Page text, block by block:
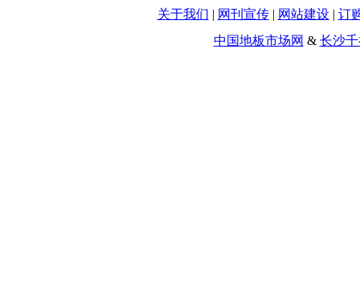
关于我们 | 网刊宣传| 网站建设| 订
中国地板市场网 & 长沙